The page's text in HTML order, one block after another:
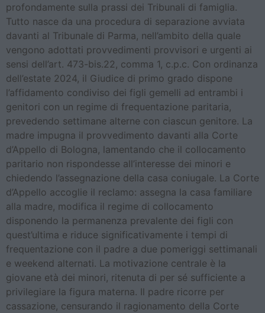
profondamente sulla prassi dei Tribunali di famiglia.
Tutto nasce da una procedura di separazione avviata
davanti al Tribunale di Parma, nell’ambito della quale
vengono adottati provvedimenti provvisori e urgenti ai
sensi dell’art. 473-bis.22, comma 1, c.p.c. Con ordinanza
dell’estate 2024, il Giudice di primo grado dispone
l’affidamento condiviso dei figli gemelli ad entrambi i
genitori con un regime di frequentazione paritaria,
prevedendo settimane alterne con ciascun genitore. La
madre impugna il provvedimento davanti alla Corte
d’Appello di Bologna, lamentando che il collocamento
paritario non rispondesse all’interesse dei minori e
chiedendo l’assegnazione della casa coniugale. La Corte
d’Appello accoglie il reclamo: assegna la casa familiare
alla madre, modifica il regime di collocamento
disponendo la permanenza prevalente dei figli con
quest’ultima e riduce significativamente i tempi di
frequentazione con il padre a due pomeriggi settimanali
e weekend alternati. La motivazione centrale è la
giovane età dei minori, ritenuta di per sé sufficiente a
privilegiare la figura materna. Il padre ricorre per
cassazione, censurando il ragionamento della Corte